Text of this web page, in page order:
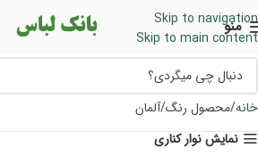
Skip to navigation
Skip to main content
منو
خانه محصول رنگ آلمان
نمایش نوار کناری